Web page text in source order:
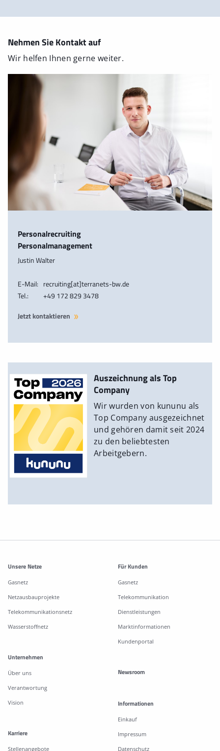
Nehmen Sie Kontakt auf
Wir helfen Ihnen gerne weiter.
Personalrecruiting
Personalmanagement
Justin Walter
E-Mail: recruiting[at]terranets-bw.de
Tel.:
+49 172 829 3478
Jetzt kontaktieren
Auszeichnung als Top
Company
Wir wurden von kununu als
Top Company ausgezeichnet
und gehören damit seit 2024
zu den beliebtesten
Arbeitgebern.
Weitere Informationen
Unsere Netze
Gasnetz
Netzausbauprojekte
Telekommunikationsnetz
Wasserstoffnetz
Für Kunden
Gasnetz
Telekommunikation
Dienstleistungen
Marktinformationen
Kundenportal
Unternehmen
Über uns
Verantwortung
Vision
Karriere
Stellenangebote
Newsroom
Informationen
Einkauf
Impressum
Datenschutz